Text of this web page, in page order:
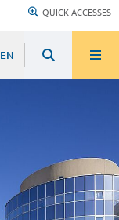
QUICK ACCESSES
EN